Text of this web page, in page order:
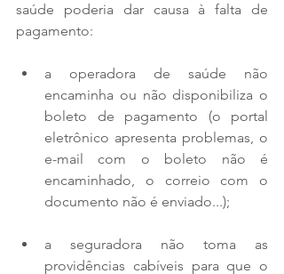
saúde poderia dar causa à falta de
pagamento:
a operadora de saúde não
encaminha ou não disponibiliza o
boleto de pagamento (o portal
eletrônico apresenta problemas, o
e-mail com o boleto não é
encaminhado, o correio com o
documento não é enviado...);
a seguradora não toma as
providências cabíveis para que o